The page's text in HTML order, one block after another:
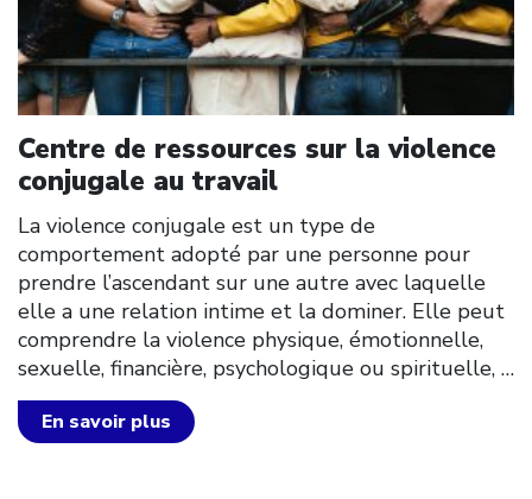
Centre de ressources sur la violence
conjugale au travail
La violence conjugale est un type de
comportement adopté par une personne pour
prendre l’ascendant sur une autre avec laquelle
elle a une relation intime et la dominer. Elle peut
comprendre la violence physique, émotionnelle,
sexuelle, financière, psychologique ou spirituelle, …
En savoir plus